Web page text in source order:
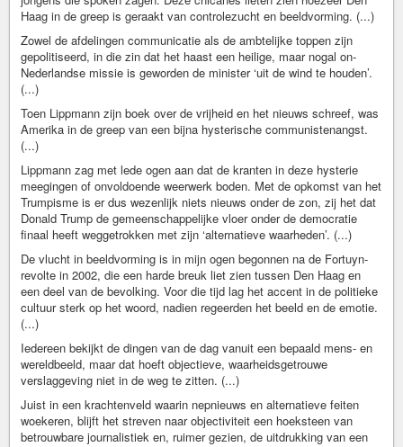
Haag in de greep is geraakt van controlezucht en beeldvorming. (...)
Zowel de afdelingen communicatie als de ambtelijke toppen zijn
gepolitiseerd, in die zin dat het haast een heilige, maar nogal on-
Nederlandse missie is geworden de minister ‘uit de wind te houden’.
(...)
Toen Lippmann zijn boek over de vrijheid en het nieuws schreef, was
Amerika in de greep van een bijna hysterische communistenangst.
(...)
Lippmann zag met lede ogen aan dat de kranten in deze hysterie
meegingen of onvoldoende weerwerk boden. Met de opkomst van het
Trumpisme is er dus wezenlijk niets nieuws onder de zon, zij het dat
Donald Trump de gemeenschappelijke vloer onder de democratie
finaal heeft weggetrokken met zijn ‘alternatieve waarheden’. (...)
De vlucht in beeldvorming is in mijn ogen begonnen na de Fortuyn-
revolte in 2002, die een harde breuk liet zien tussen Den Haag en
een deel van de bevolking. Voor die tijd lag het accent in de politieke
cultuur sterk op het woord, nadien regeerden het beeld en de emotie.
(...)
Iedereen bekijkt de dingen van de dag vanuit een bepaald mens- en
wereldbeeld, maar dat hoeft objectieve, waarheidsgetrouwe
verslaggeving niet in de weg te zitten. (...)
Juist in een krachtenveld waarin nepnieuws en alternatieve feiten
woekeren, blijft het streven naar objectiviteit een hoeksteen van
betrouwbare journalistiek en, ruimer gezien, de uitdrukking van een